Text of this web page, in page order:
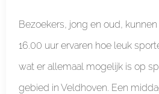
Bezoekers, jong en oud,
16.00 uur ervaren hoe leuk
wat er allemaal mogelijk is op
gebied in Veldhoven. Een